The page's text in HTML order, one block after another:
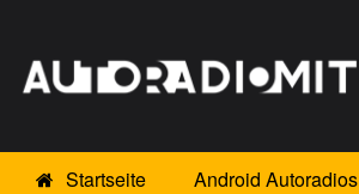
Startseite Android Autoradios